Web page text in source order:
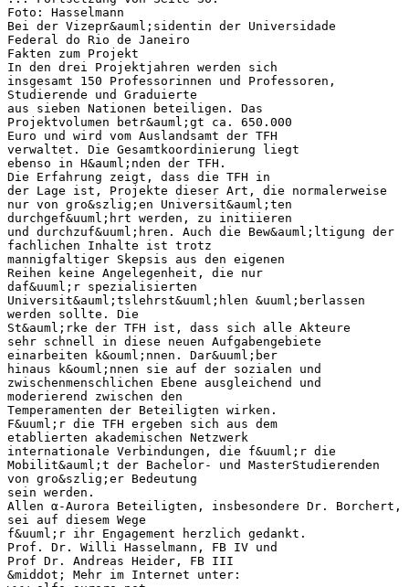
Foto: Hasselmann
Bei der Vizepr&auml;sidentin der Universidade
Federal do Rio de Janeiro
Fakten zum Projekt
In den drei Projektjahren werden sich
insgesamt 150 Professorinnen und Professoren,
Studierende und Graduierte
aus sieben Nationen beteiligen. Das
Projektvolumen betr&auml;gt ca. 650.000
Euro und wird vom Auslandsamt der TFH
verwaltet. Die Gesamtkoordinierung liegt
ebenso in H&auml;nden der TFH.
Die Erfahrung zeigt, dass die TFH in
der Lage ist, Projekte dieser Art, die normalerweise
nur von gro&szlig;en Universit&auml;ten
durchgef&uuml;hrt werden, zu initiieren
und durchzuf&uuml;hren. Auch die Bew&auml;ltigung der
fachlichen Inhalte ist trotz
mannigfaltiger Skepsis aus den eigenen
Reihen keine Angelegenheit, die nur
daf&uuml;r spezialisierten
Universit&auml;tslehrst&uuml;hlen &uuml;berlassen
werden sollte. Die
St&auml;rke der TFH ist, dass sich alle Akteure
sehr schnell in diese neuen Aufgabengebiete
einarbeiten k&ouml;nnen. Dar&uuml;ber
hinaus k&ouml;nnen sie auf der sozialen und
zwischenmenschlichen Ebene ausgleichend und
moderierend zwischen den
Temperamenten der Beteiligten wirken.
F&uuml;r die TFH ergeben sich aus dem
etablierten akademischen Netzwerk
internationale Verbindungen, die f&uuml;r die
Mobilit&auml;t der Bachelor- und MasterStudierenden
von gro&szlig;er Bedeutung
sein werden.
Allen α-Aurora Beteiligten, insbesondere Dr. Borchert,
sei auf diesem Wege
f&uuml;r ihr Engagement herzlich gedankt.
Prof. Dr. Willi Hasselmann, FB IV und
Prof Dr. Andreas Heider, FB III
&middot; Mehr im Internet unter: